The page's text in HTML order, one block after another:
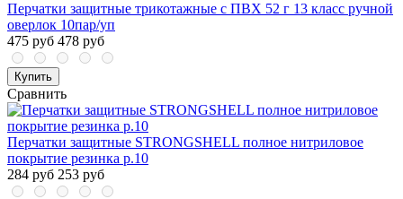
Перчатки защитные трикотажные с ПВХ 52 г 13 класс ручной
оверлок 10пар/уп
475 руб 478 руб
Купить
Сравнить
Перчатки защитные STRONGSHELL полное нитриловое
покрытие резинка р.10
284 руб 253 руб